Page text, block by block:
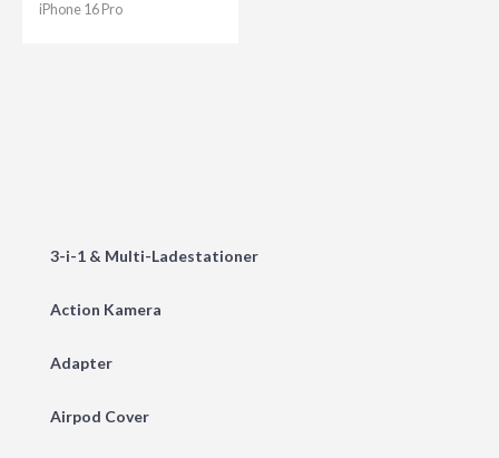
3-i-1 & Multi-Ladestationer
Action Kamera
Adapter
Airpod Cover
iPhone 16 Pro